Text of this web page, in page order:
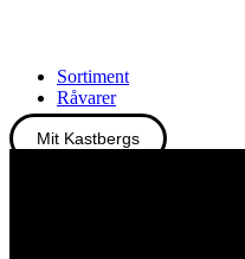
Sortiment
Råvarer
Mit Kastbergs